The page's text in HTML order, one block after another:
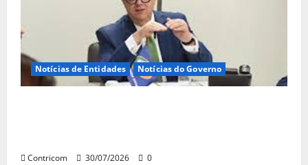
Notícias de Entidades Notícias do Governo
Contricom 30/07/2026 0